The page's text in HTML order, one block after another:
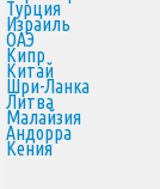
Турция
Израиль
ОАЭ
Кипр
Китай
Шри-Ланка
Литва
Малайзия
Андорра
Кения